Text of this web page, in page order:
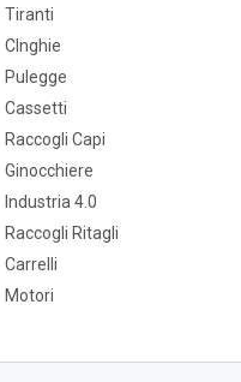
Tiranti
CInghie
Pulegge
Cassetti
Raccogli Capi
Ginocchiere
Industria 4.0
Raccogli Ritagli
Carrelli
Motori